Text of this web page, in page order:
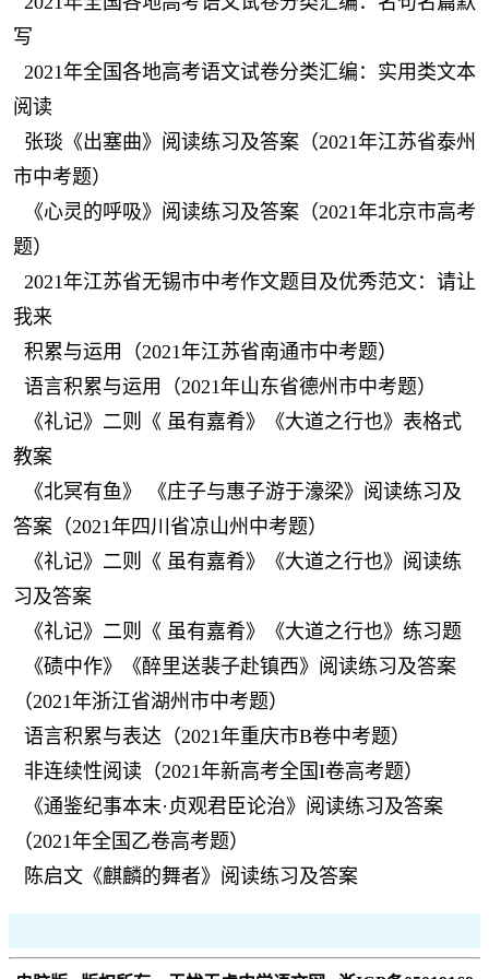
写
2021年全国各地高考语文试卷分类汇编：实用类文本
阅读
张琰《出塞曲》阅读练习及答案（2021年江苏省泰州
市中考题）
《心灵的呼吸》阅读练习及答案（2021年北京市高考
题）
2021年江苏省无锡市中考作文题目及优秀范文：请让
我来
积累与运用（2021年江苏省南通市中考题）
语言积累与运用（2021年山东省德州市中考题）
《礼记》二则《 虽有嘉肴》《大道之行也》表格式
教案
《北冥有鱼》 《庄子与惠子游于濠梁》阅读练习及
答案（2021年四川省凉山州中考题）
《礼记》二则《 虽有嘉肴》《大道之行也》阅读练
习及答案
《礼记》二则《 虽有嘉肴》《大道之行也》练习题
《碛中作》《醉里送裴子赴镇西》阅读练习及答案
（2021年浙江省湖州市中考题）
语言积累与表达（2021年重庆市B卷中考题）
非连续性阅读（2021年新高考全国I卷高考题）
《通鉴纪事本末·贞观君臣论治》阅读练习及答案
（2021年全国乙卷高考题）
陈启文《麒麟的舞者》阅读练习及答案